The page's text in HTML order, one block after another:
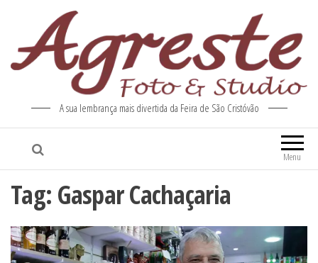
A sua lembrança mais divertida da Feira de São Cristóvão
Menu
Tag: Gaspar Cachaçaria